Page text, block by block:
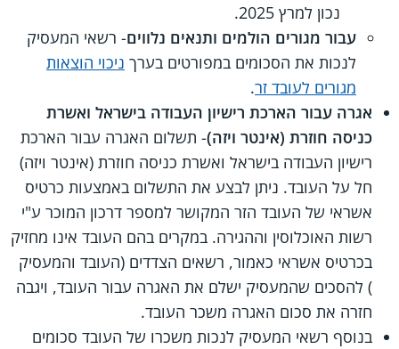
נכון למרץ 2025.
עבור מגורים הולמים ותנאים נלווים- רשאי המעסיק
לנכות את הסכומים במפורטים בערך ניכוי הוצאות
מגורים לעובד זר.
אגרה עבור הארכת רישיון העבודה בישראל ואשרת
כניסה חוזרת (אינטר ויזה)- תשלום האגרה עבור הארכת
רישיון העבודה בישראל ואשרת כניסה חוזרת (אינטר ויזה)
חל על העובד. ניתן לבצע את התשלום באמצעות כרטיס
אשראי של העובד הזר המקושר למספר דרכון המוכר ע"י
רשות האוכלוסין וההגירה. במקרים בהם העובד אינו מחזיק
בכרטיס אשראי כאמור, רשאים הצדדים (העובד והמעסיק
) להסכים שהמעסיק ישלם את האגרה עבור העובד, ויגבה
חזרה את סכום האגרה משכר העובד.
בנוסף רשאי המעסיק לנכות משכרו של העובד סכומים